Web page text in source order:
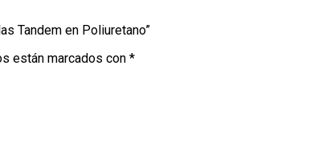
Tandem en Poliuretano”
están marcados con *